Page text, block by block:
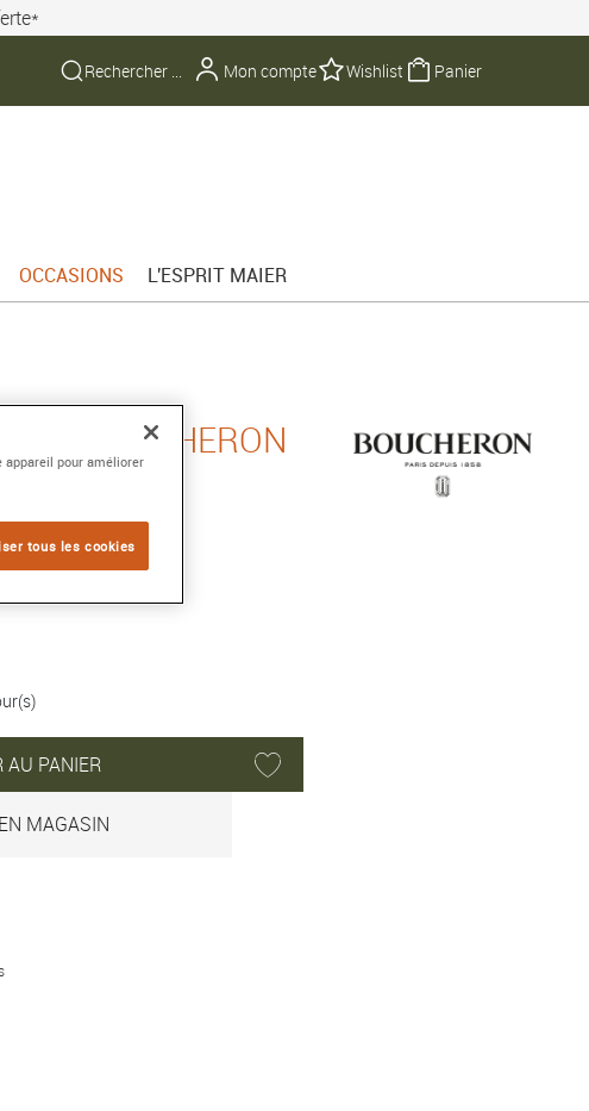
Mon compte Wishlist Panier
OCCASIONS L'ESPRIT MAIER
DE BOUCHERON
AU PANIER
MAGASIN
appareil pour améliorer
tous les cookies